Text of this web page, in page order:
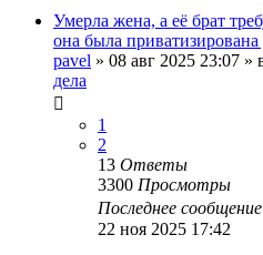
Умерла жена, а её брат
она была приватизирована
pavel » 08 авг 2025 23:07 »
дела
1
2
13 Ответы
3300 Просмотры
Последнее сообщение
22 ноя 2025 17:42